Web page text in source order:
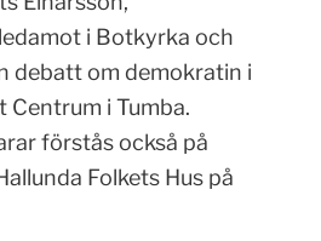
i Botkyrka och
debatt om demokratin i
i Tumba.
förstås också på
Folkets Hus på